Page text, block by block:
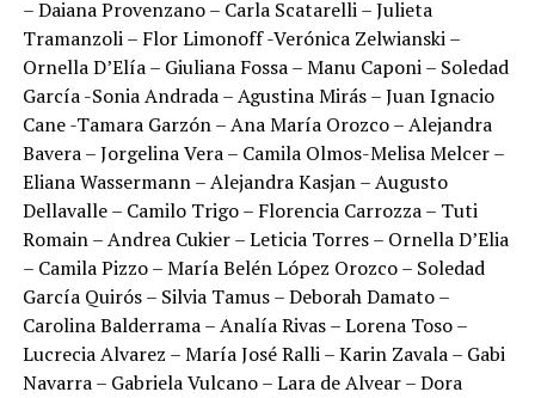
– Daiana Provenzano – Carla Scatarelli – Julieta
Tramanzoli – Flor Limonoff -Verónica Zelwianski –
Ornella D’Elía – Giuliana Fossa – Manu Caponi – Soledad
García -Sonia Andrada – Agustina Mirás – Juan Ignacio
Cane -Tamara Garzón – Ana María Orozco – Alejandra
Bavera – Jorgelina Vera – Camila Olmos-Melisa Melcer –
Eliana Wassermann – Alejandra Kasjan – Augusto
Dellavalle – Camilo Trigo – Florencia Carrozza – Tuti
Romain – Andrea Cukier – Leticia Torres – Ornella D’Elia
– Camila Pizzo – María Belén López Orozco – Soledad
García Quirós – Silvia Tamus – Deborah Damato –
Carolina Balderrama – Analía Rivas – Lorena Toso –
Lucrecia Alvarez – María José Ralli – Karin Zavala – Gabi
Navarra – Gabriela Vulcano – Lara de Alvear – Dora